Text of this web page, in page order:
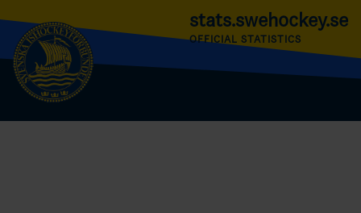
stats.swehockey.se
OFFICIAL STATISTICS